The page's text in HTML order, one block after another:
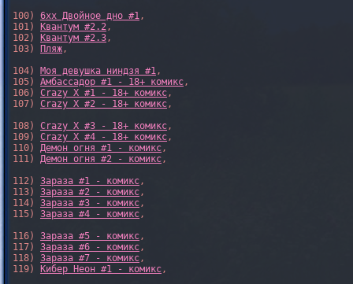
100) 6xx Двойное дно #1 ,
101) Квантум #2.2 ,
102) Квантум #2.3 ,
103) Пляж ,
104) Моя девушка ниндзя #1 ,
105) Амбассадор #1 - 18+ комикс ,
106) Crazy X #1 - 18+ комикс ,
107) Crazy X #2 - 18+ комикс ,
108) Crazy X #3 - 18+ комикс ,
109) Crazy X #4 - 18+ комикс ,
110) Демон огня #1 - комикс ,
111) Демон огня #2 - комикс ,
112) Зараза #1 - комикс ,
113) Зараза #2 - комикс ,
114) Зараза #3 - комикс ,
115) Зараза #4 - комикс ,
116) Зараза #5 - комикс ,
117) Зараза #6 - комикс ,
118) Зараза #7 - комикс ,
119) Кибер Неон #1 - комикс ,